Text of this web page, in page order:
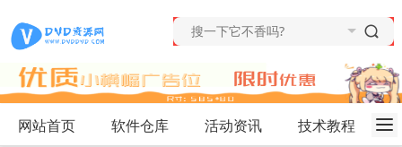
网站首页 软件仓库 活动资讯 技术教程